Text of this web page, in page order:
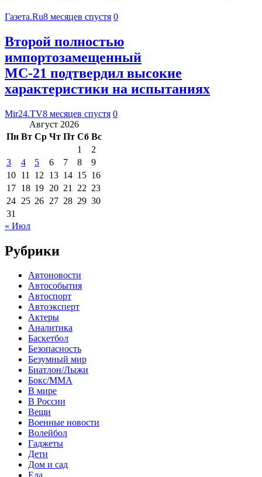
Газета.Ru8 месяцев спустя 0
Второй полностью
импортозамещенный
МС-21 подтвердил высокие
характеристики на испытаниях
Mir24.TV8 месяцев спустя 0
Август 2026
Пн Вт Ср Чт Пт Сб Вс
1
2
3
4 5 6 7 8
9
10 11 12 13 14 15 16
17 18 19 20 21 22 23
24 25 26 27 28 29 30
31
« Июл
Рубрики
Автоновости
Автособытия
Автоспорт
Автоэксперт
Актеры
Аналитика
Баскетбол
Безопасность
Безумный мир
Биатлон/Лыжи
Бокс/MMA
В мире
В России
Вещи
Военные новости
Волейбол
Гаджеты
Дети
Дом и сад